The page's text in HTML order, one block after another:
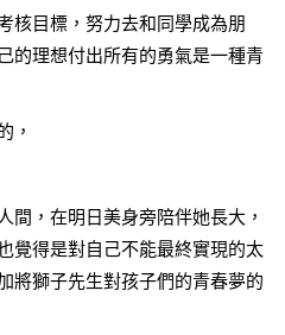
核目標，努力去和同學成為朋
的理想付出所有的勇氣是一種青
，
間，在明日美身旁陪伴她長大，
覺得是對自己不能最終實現的太
將獅子先生對孩子們的青春夢的